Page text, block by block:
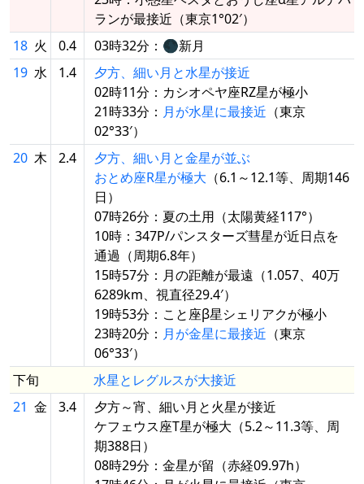
ランが最接近（東京1°02′）
18 火 0.4
03時32分：🌑新月
19 水 1.4
夕方、細い月と水星が接近
02時11分：カシオペヤ座RZ星が極小
21時33分： 月が水星に最接近 （東京
02°33′）
20 木 2.4
夕方、細い月と金星が並ぶ
おとめ座R星が極大 （6.1～12.1等、周期146
日）
07時26分：夏の土用（太陽黄経117°）
10時：347P/パンスターズ彗星が近日点を
通過（周期6.8年）
15時57分：月の距離が最遠（1.057、40万
6289km、視直径29.4′）
19時53分：こと座β星シェリアクが極小
23時20分： 月が金星に最接近 （東京
06°33′）
下旬
水星とレグルスが大接近
21 金 3.4
夕方～宵、細い月と火星が接近
ケフェウス座T星が極大（5.2～11.3等、周
期388日）
08時29分：金星が留（赤経09.97h）